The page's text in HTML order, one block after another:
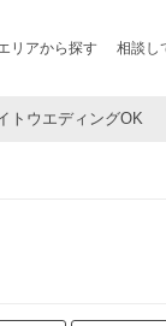
リアから探す 相談し
トウエディングOK